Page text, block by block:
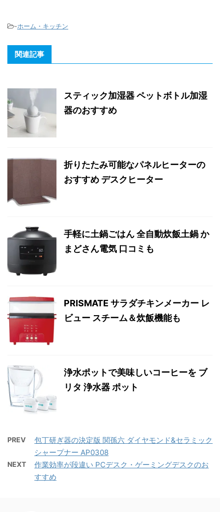
-ホーム・キッチン
関連記事
スティック加湿器 ペットボトル加湿
器のおすすめ
折りたたみ可能なパネルヒーターの
おすすめ デスクヒーター
手軽に土鍋ごはん 全自動炊飯土鍋 か
まどさん電気 口コミも
PRISMATE サラダチキンメーカー レ
ビュー スチーム＆炊飯機能も
浄水ポットで美味しいコーヒーを ブ
リタ 浄水器 ポット
PREV
包丁研ぎ器の決定版 関孫六 ダイヤモンド&セラミック
シャープナー AP0308
NEXT
作業効率が段違い PCデスク・ゲーミングデスクのお
すすめ